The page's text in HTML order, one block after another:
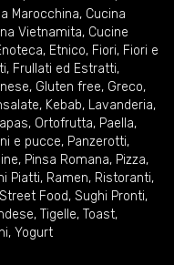
Marocchina, Cucina
Vietnamita, Cucine
, Etnico, Fiori, Fiori e
, Frullati ed Estratti,
, Gluten free, Greco,
, Kebab, Lavanderia,
, Ortofrutta, Paella,
e pucce, Panzerotti,
, Pinsa Romana, Pizza,
Piatti, Ramen, Ristoranti,
Street Food, Sughi Pronti,
, Tigelle, Toast,
, Yogurt